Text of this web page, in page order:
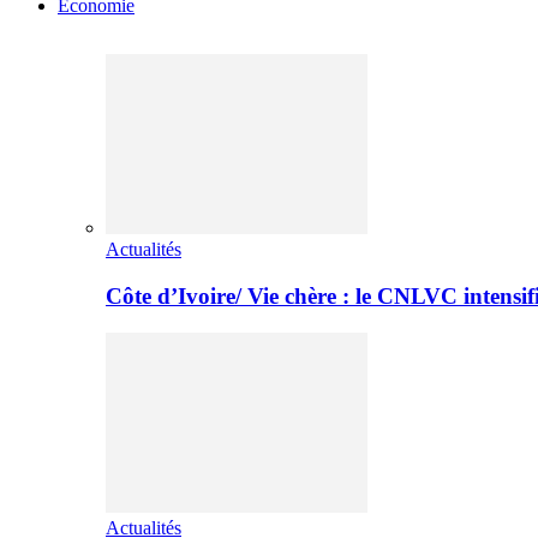
Economie
Actualités
Côte d’Ivoire/ Vie chère : le CNLVC
Actualités